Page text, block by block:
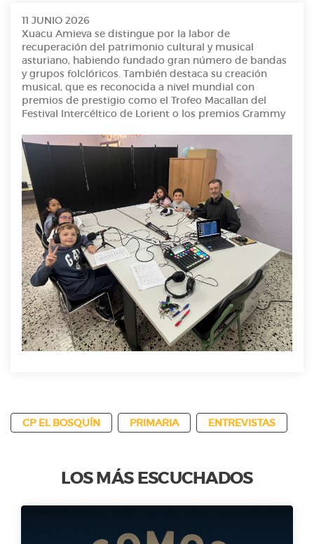
11 JUNIO 2026
Xuacu Amieva se distingue por la labor de
recuperación del patrimonio cultural y musical
asturiano, habiendo fundado gran número de bandas
y grupos folclóricos. También destaca su creación
musical, que es reconocida a nivel mundial con
premios de prestigio como el Trofeo Macallan del
Festival Intercéltico de Lorient o los premios Grammy
CP EL BOSQUÍN PRIMARIA ENTREVISTAS
LOS MÁS ESCUCHADOS